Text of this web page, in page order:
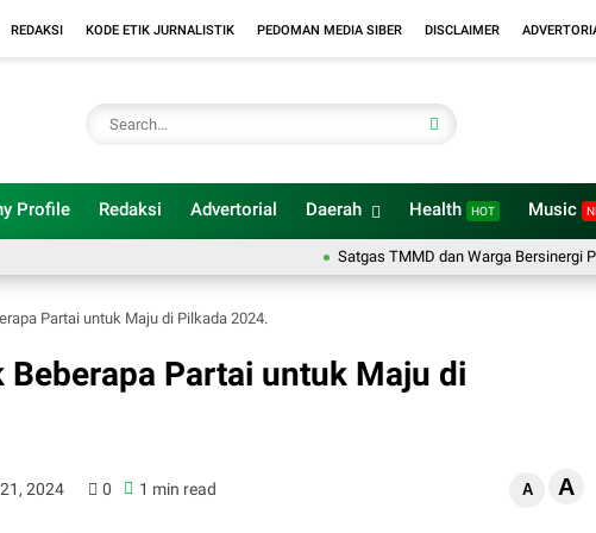
REDAKSI KODE ETIK JURNALISTIK PEDOMAN MEDIA SIBER DISCLAIMER
Profile Redaksi Advertorial Daerah Health HOT Music
Satgas TMMD dan Warga Bersinergi
Partai untuk Maju di Pilkada 2024.
Partai untuk Maju di
2024 0 1 min read A A